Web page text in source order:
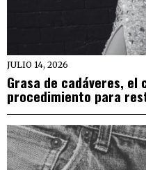
JULIO 14, 2026
Grasa de cadáveres,
procedimiento para